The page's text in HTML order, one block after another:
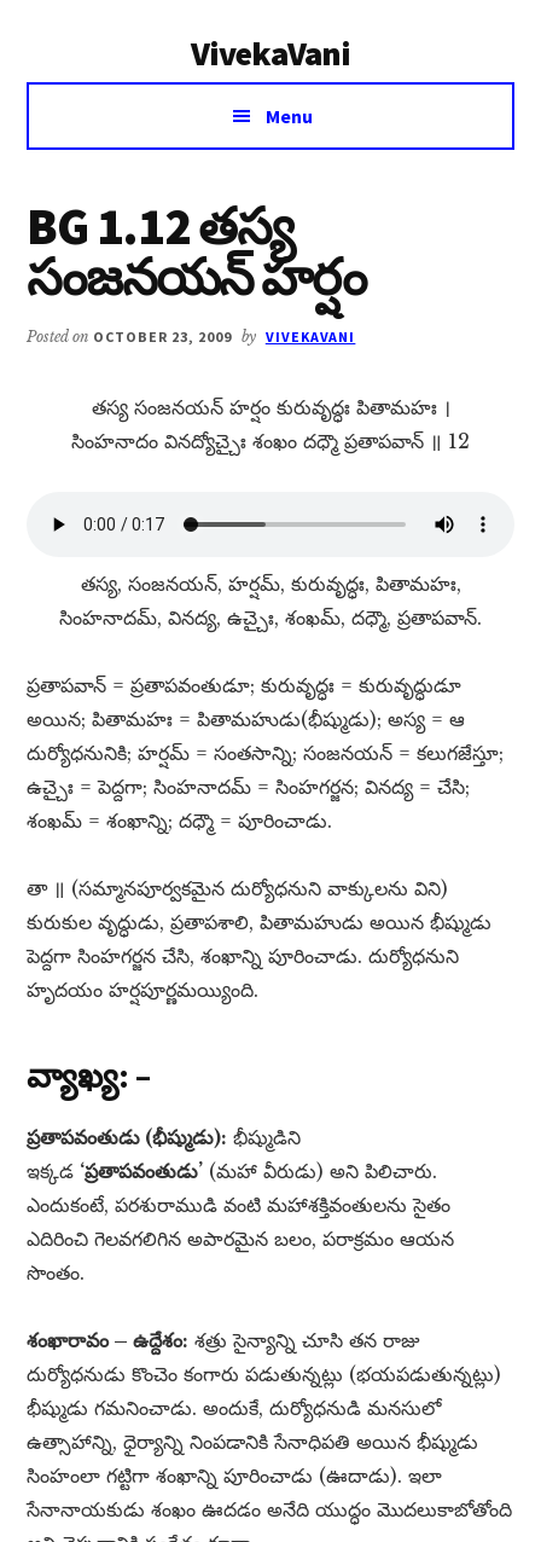
VivekaVani
Voice
Vivekananda
Menu
BG 1.12 తస్య
సంజనయన్​ హర్షం
Posted on OCTOBER 23, 2009 by VIVEKAVANI
తస్య సంజనయన్​ హర్షం కురువృద్ధః పితామహః ।
సింహనాదం వినద్యోచ్చైః శంఖం దధ్మౌ ప్రతాపవాన్​ ॥ 12
తస్య, సంజనయన్​, హర్షమ్​, కురువృద్ధః, పితామహః,
సింహనాదమ్​, వినద్య, ఉచ్చైః, శంఖమ్​, దధ్మౌ, ప్రతాపవాన్​.
ప్రతాపవాన్​ = ప్రతాపవంతుడూ; కురువృద్ధః = కురువృద్ధుడూ
అయిన; పితామహః = పితామహుడు(భీష్ముడు); అస్య = ఆ
దుర్యోధనునికి; హర్షమ్​ = సంతసాన్ని; సంజనయన్​ = కలుగజేస్తూ;
ఉచ్చైః = పెద్దగా; సింహనాదమ్​ = సింహగర్జన; వినద్య = చేసి;
శంఖమ్​ = శంఖాన్ని; దధ్మౌ = పూరించాడు.
తా ॥ (సమ్మానపూర్వకమైన దుర్యోధనుని వాక్కులను విని)
కురుకుల వృద్ధుడు, ప్రతాపశాలి, పితామహుడు అయిన భీష్ముడు
పెద్దగా సింహగర్జన చేసి, శంఖాన్ని పూరించాడు. దుర్యోధనుని
హృదయం హర్షపూర్ణమయ్యింది.
వ్యాఖ్య: –
ప్రతాపవంతుడు (భీష్ముడు): భీష్ముడిని
ఇక్కడ ‘ప్రతాపవంతుడు’ (మహా వీరుడు) అని పిలిచారు.
ఎందుకంటే, పరశురాముడి వంటి మహాశక్తివంతులను సైతం
ఎదిరించి గెలవగలిగిన అపారమైన బలం, పరాక్రమం ఆయన
సొంతం.
శంఖారావం – ఉద్దేశం: శత్రు సైన్యాన్ని చూసి తన రాజు
దుర్యోధనుడు కొంచెం కంగారు పడుతున్నట్లు (భయపడుతున్నట్లు)
భీష్ముడు గమనించాడు. అందుకే, దుర్యోధనుడి మనసులో
ఉత్సాహాన్ని, ధైర్యాన్ని నింపడానికి సేనాధిపతి అయిన భీష్ముడు
సింహంలా గట్టిగా శంఖాన్ని పూరించాడు (ఊదాడు). ఇలా
సేనానాయకుడు శంఖం ఊదడం అనేది యుద్ధం మొదలుకాబోతోంది